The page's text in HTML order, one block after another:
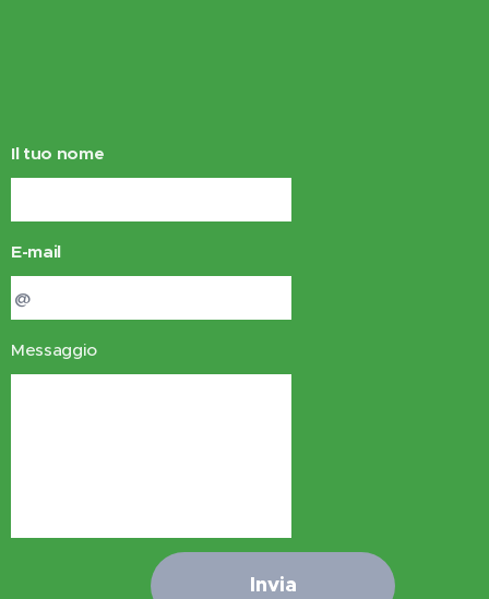
Il tuo nome
E-mail
Messaggio
Invia